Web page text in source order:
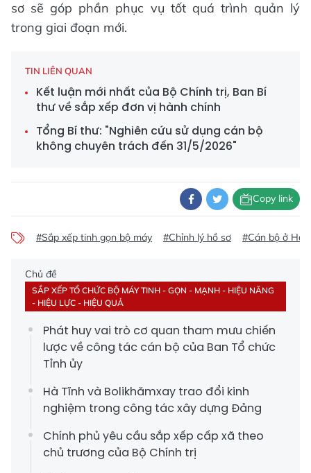
sơ sẽ góp phần phục vụ tốt quá trình quản lý
trong giai đoạn mới.
TIN LIÊN QUAN
Kết luận mới nhất của Bộ Chính trị, Ban Bí
thư về sắp xếp đơn vị hành chính
Tổng Bí thư: "Nghiên cứu sử dụng cán bộ
không chuyên trách đến 31/5/2026"
Copy link
#Sắp xếp tinh gọn bộ máy #Chỉnh lý hồ sơ #Cán bộ ở Hà
Chủ đề
SẮP XẾP TỔ CHỨC BỘ MÁY TINH - GỌN - MẠNH - HIỆU NĂNG
- HIỆU LỰC - HIỆU QUẢ
Phát huy vai trò cơ quan tham mưu chiến
lược về công tác cán bộ của Ban Tổ chức
Tỉnh ủy
Hà Tĩnh và Bolikhămxay trao đổi kinh
nghiệm trong công tác xây dựng Đảng
Chính phủ yêu cầu sắp xếp cấp xã theo
chủ trương của Bộ Chính trị